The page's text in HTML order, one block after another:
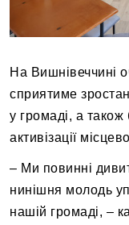
На Вишнівеччині
сприятиме
у громаді, а також
активізації
– Ми повинні
нинішня молодь
нашій громаді, –